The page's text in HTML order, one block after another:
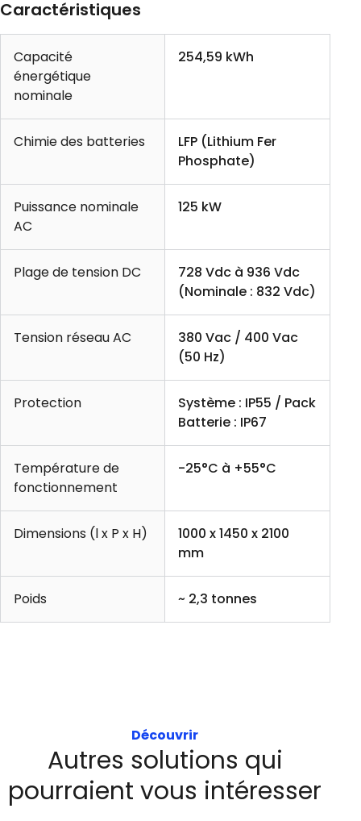
Caractéristiques
Capacité
énergétique
nominale
254,59 kWh
Chimie des batteries
LFP (Lithium Fer
Phosphate)
Puissance nominale
AC
125 kW
Plage de tension DC
728 Vdc à 936 Vdc
(Nominale : 832 Vdc)
Tension réseau AC
380 Vac / 400 Vac
(50 Hz)
Protection
Système : IP55 / Pack
Batterie : IP67
Température de
fonctionnement
-25°C à +55°C
Dimensions (l x P x H)
1000 x 1450 x 2100
mm
Poids ~ 2,3 tonnes
Découvrir
Autres solutions qui
pourraient vous intéresser